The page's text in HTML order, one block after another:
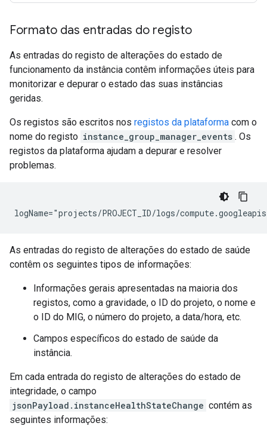
Formato das entradas do registo
As entradas do registo de alterações do estado de
funcionamento da instância contêm informações úteis para
monitorizar e depurar o estado das suas instâncias
geridas.
Os registos são escritos nos registos da plataforma com o
nome do registo instance_group_manager_events . Os
registos da plataforma ajudam a depurar e resolver
problemas.
As entradas do registo de alterações do estado de saúde
contêm os seguintes tipos de informações:
Informações gerais apresentadas na maioria dos
registos, como a gravidade, o ID do projeto, o nome e
o ID do MIG, o número do projeto, a data/hora, etc.
Campos específicos do estado de saúde da
instância.
Em cada entrada do registo de alterações do estado de
integridade, o campo
jsonPayload.instanceHealthStateChange contém as
seguintes informações: